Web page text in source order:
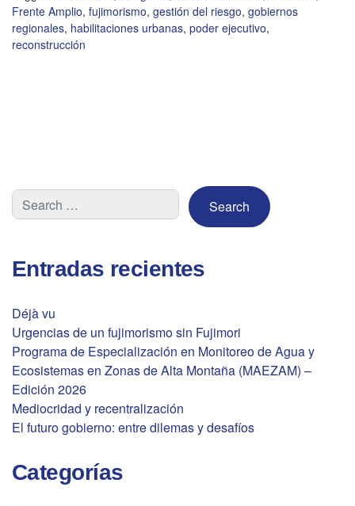
Frente Amplio, fujimorismo, gestión del riesgo, gobiernos
regionales, habilitaciones urbanas, poder ejecutivo,
reconstrucción
Entradas recientes
Déjà vu
Urgencias de un fujimorismo sin Fujimori
Programa de Especialización en Monitoreo de Agua y
Ecosistemas en Zonas de Alta Montaña (MAEZAM) –
Edición 2026
Mediocridad y recentralización
El futuro gobierno: entre dilemas y desafíos
Categorías